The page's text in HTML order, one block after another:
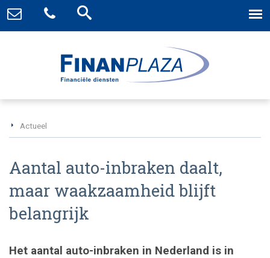
Actueel
Aantal auto-inbraken daalt,
maar waakzaamheid blijft
belangrijk
Het aantal auto-inbraken in Nederland is in